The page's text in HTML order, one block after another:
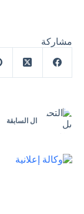
مشاركة
ال السابقة